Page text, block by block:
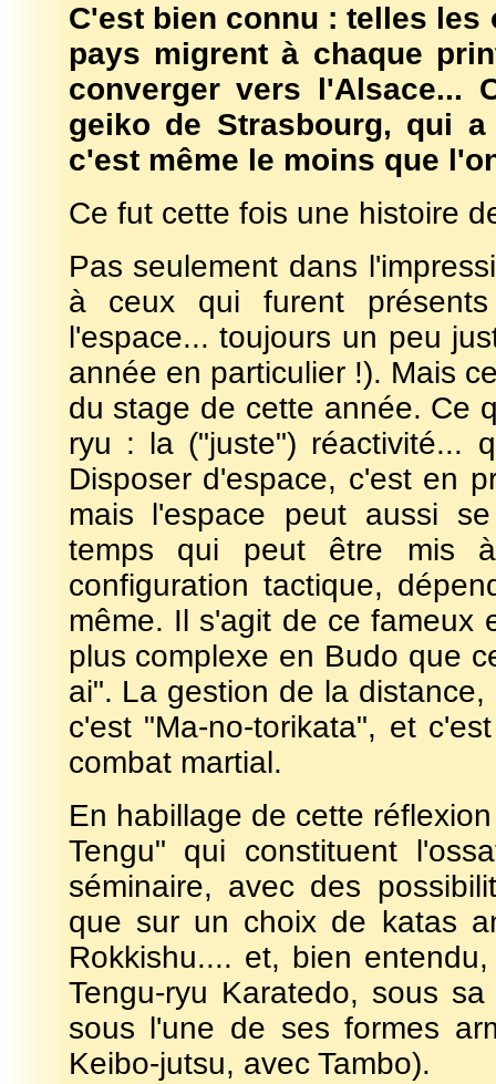
C'est bien connu : telles
pays migrent à chaque
converger vers l'Alsace...
geiko de Strasbourg, qui
c'est même le moins que
Ce fut cette fois une histoire
Pas seulement dans
à ceux qui furent
l'espace... toujours un peu
année en particulier !). Mais
du stage de cette année. Ce
ryu : la ("juste") réactivité...
Disposer d'espace, c'est en
mais l'espace peut aussi
temps qui peut être mis
configuration tactique,
même. Il s'agit de ce fameux
plus complexe en Budo que
ai". La gestion de la
c'est "Ma-no-torikata", et
combat martial.
En habillage de cette
Tengu" qui constituent
séminaire, avec des
que sur un choix de katas
Rokkishu.... et, bien
Tengu-ryu Karatedo, sous
sous l'une de ses formes
Keibo-jutsu, avec Tambo).